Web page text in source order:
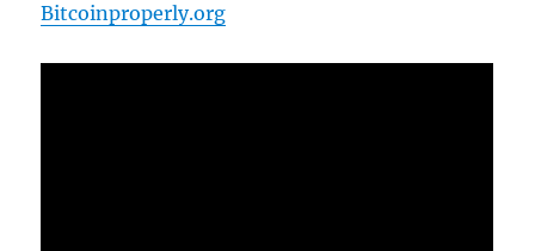
Bitcoinproperly.org